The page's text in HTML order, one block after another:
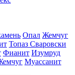
Опал Жемчуг
Топаз Сваровски
Фианит Изумруд
Муассанит